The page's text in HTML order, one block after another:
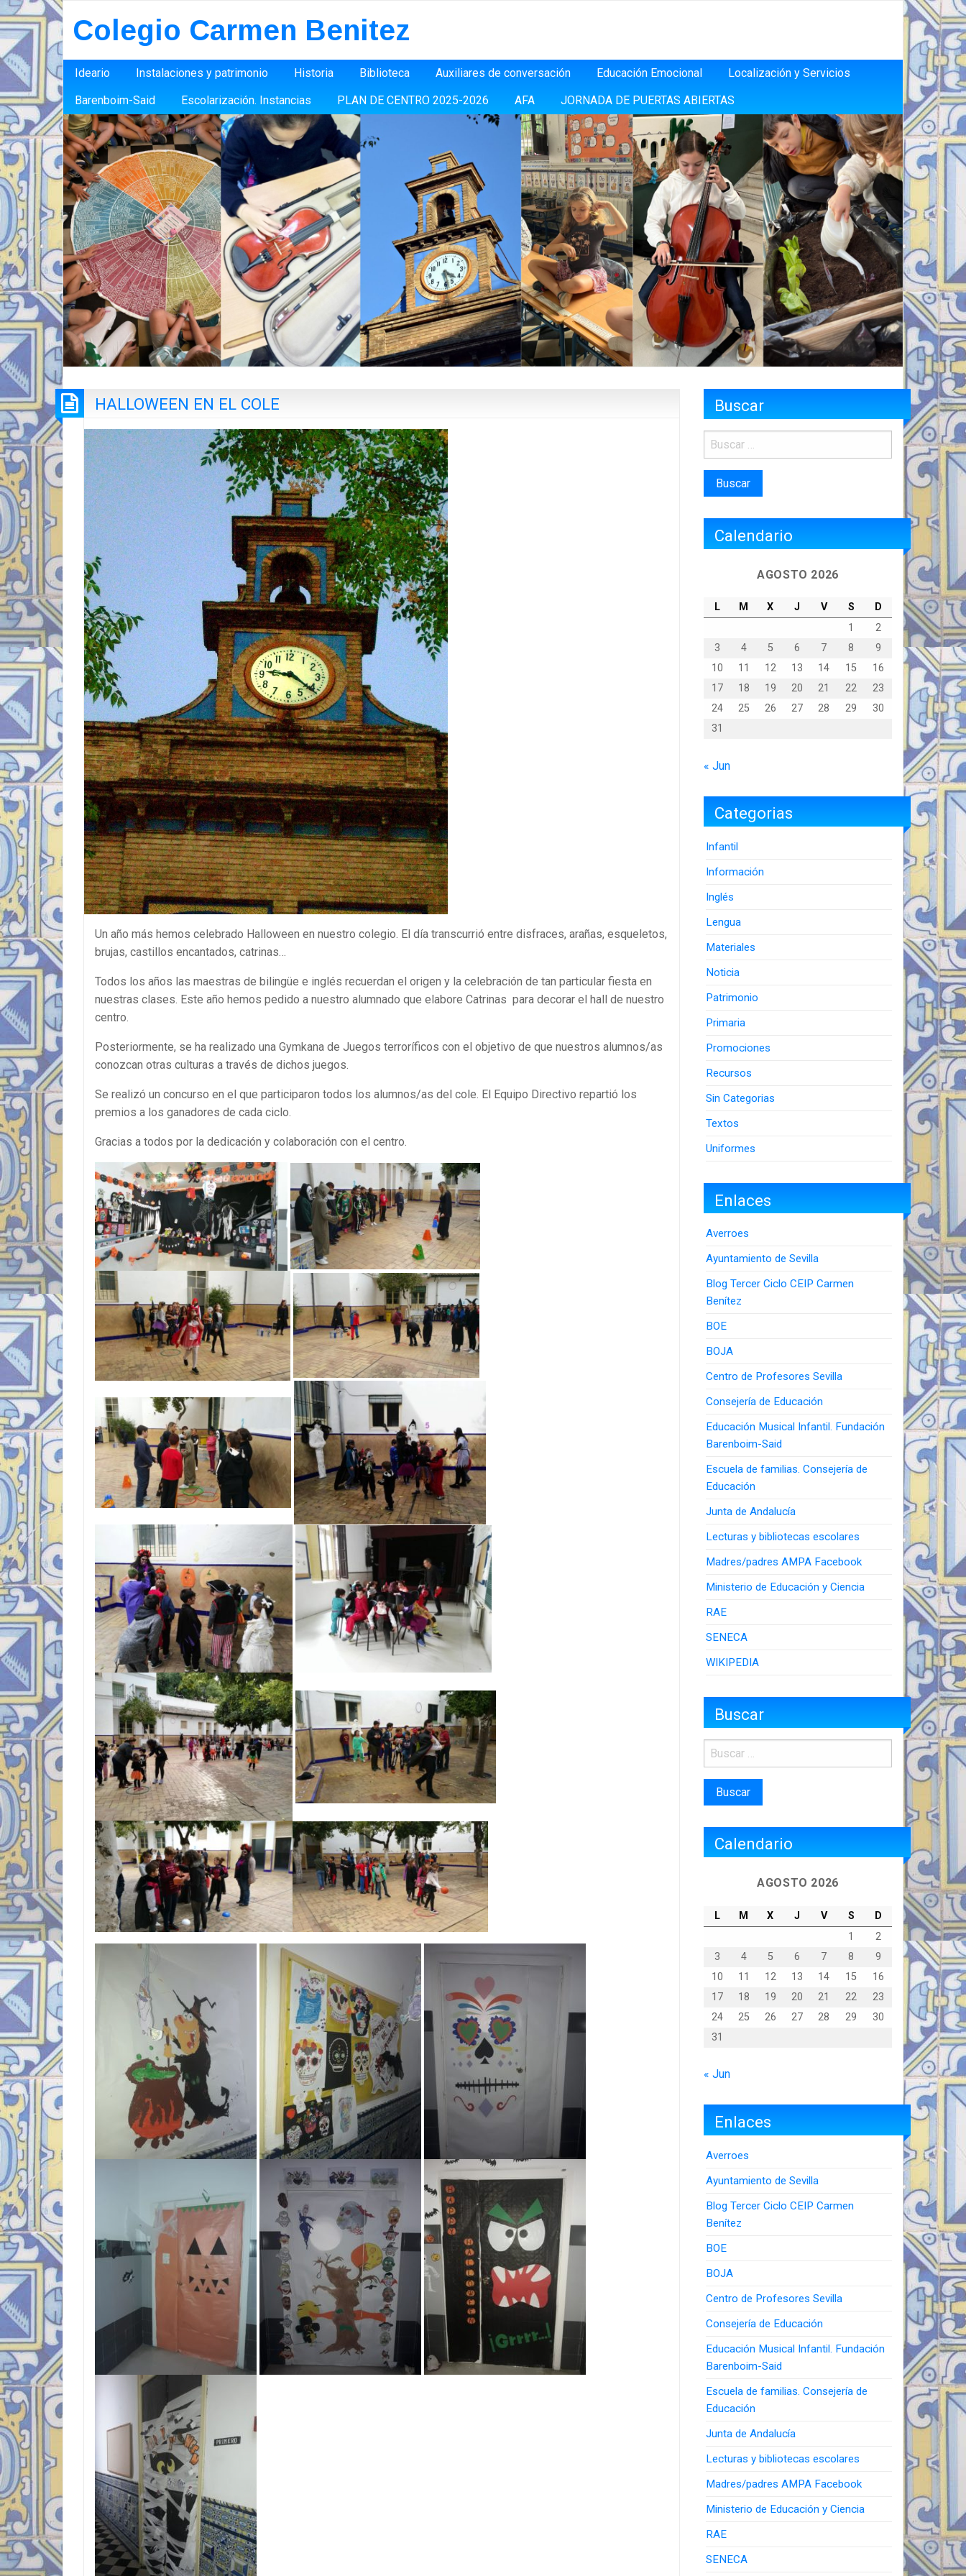
Colegio Carmen Benitez
Ideario Instalaciones y patrimonio Historia Biblioteca Auxiliares de conversación Educación Emocional Localización y Servicios
Barenboim-Said Escolarización. Instancias PLAN DE CENTRO 2025-2026 AFA JORNADA DE PUERTAS ABIERTAS
HALLOWEEN EN EL COLE
Un año más hemos celebrado Halloween en nuestro colegio. El día transcurrió entre disfraces, arañas, esqueletos,
brujas, castillos encantados, catrinas…
Todos los años las maestras de bilingüe e inglés recuerdan el origen y la celebración de tan particular fiesta en
nuestras clases. Este año hemos pedido a nuestro alumnado que elabore Catrinas para decorar el hall de nuestro
centro.
Posteriormente, se ha realizado una Gymkana de Juegos terroríficos con el objetivo de que nuestros alumnos/as
conozcan otras culturas a través de dichos juegos.
Se realizó un concurso en el que participaron todos los alumnos/as del cole. El Equipo Directivo repartió los
premios a los ganadores de cada ciclo.
Gracias a todos por la dedicación y colaboración con el centro.
Buscar
Calendario
AGOSTO 2026
L M X J V S
D
1
2
3
4 5 6 7 8
9
10
11 12 13 14 15
16
17
18 19 20 21 22
23
24
25 26 27 28 29
30
31
« Jun
Categorias
Infantil
Información
Inglés
Lengua
Materiales
Noticia
Patrimonio
Primaria
Promociones
Recursos
Sin Categorias
Textos
Uniformes
Enlaces
Averroes
Ayuntamiento de Sevilla
Blog Tercer Ciclo CEIP Carmen
Benítez
BOE
BOJA
Centro de Profesores Sevilla
Consejería de Educación
Educación Musical Infantil. Fundación
Barenboim-Said
Escuela de familias. Consejería de
Educación
Junta de Andalucía
Lecturas y bibliotecas escolares
Madres/padres AMPA Facebook
Ministerio de Educación y Ciencia
RAE
SENECA
WIKIPEDIA
Buscar
Calendario
AGOSTO 2026
L M X J V S
D
1
2
3
4 5 6 7 8
9
10
11 12 13 14 15
16
17
18 19 20 21 22
23
24
25 26 27 28 29
30
31
« Jun
Enlaces
Averroes
Ayuntamiento de Sevilla
Blog Tercer Ciclo CEIP Carmen
Benítez
BOE
BOJA
Centro de Profesores Sevilla
Consejería de Educación
Educación Musical Infantil. Fundación
Barenboim-Said
Escuela de familias. Consejería de
Educación
Junta de Andalucía
Lecturas y bibliotecas escolares
Madres/padres AMPA Facebook
Ministerio de Educación y Ciencia
RAE
SENECA